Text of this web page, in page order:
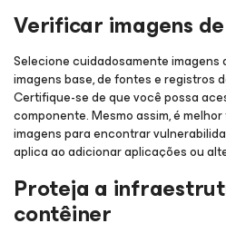
Verificar imagens
Selecione cuidadosamente
imagens base, de fontes e registros
Certifique-se de que você possa
componente. Mesmo assim, é
imagens para encontrar
aplica ao adicionar aplicações ou
Proteja a
contêiner